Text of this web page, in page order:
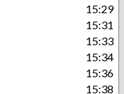
15:29
15:31
15:33
15:34
15:36
15:38